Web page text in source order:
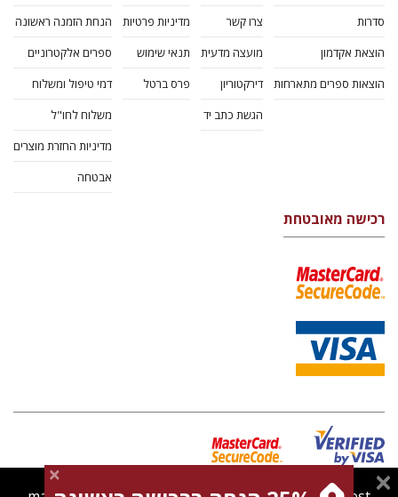
סדרות
הוצאת אקדמון
הוצאות ספרים מתארחות
צרו קשר
מועצה מדעית
דירקטוריון
הגשת כתב יד
מדיניות פרטיות
תנאי שימוש
פרס ברטל
הנחת הזמנה ראשונה
ספרים אלקטרוניים
דמי טיפול ומשלוח
משלוח לחו"ל
מדיניות החזרת מוצרים
אבטחה
רכישה מאובטחת